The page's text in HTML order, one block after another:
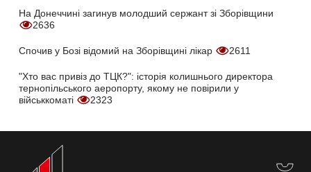
На Донеччині загинув молодший сержант зі Зборівщини
2636
Спочив у Бозі відомий на Зборівщині лікар 2611
"Хто вас привіз до ТЦК?": історія колишнього директора
тернопільського аеропорту, якому не повірили у
військкоматі
2323